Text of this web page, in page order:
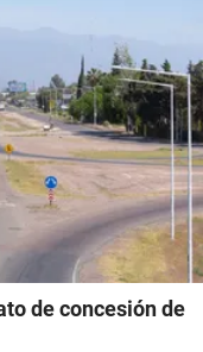
de concesión de